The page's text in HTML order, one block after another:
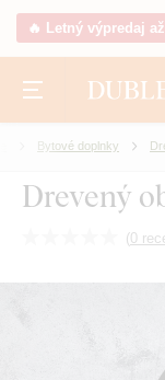
🔥 Letný výpredaj
Bytové doplnky
Drevený
(0